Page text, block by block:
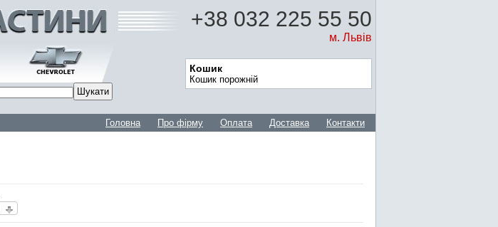
+38 032 225 55 50
м. Львів
Кошик
Кошик порожній
Головна Про фірму Оплата Доставка Контакти